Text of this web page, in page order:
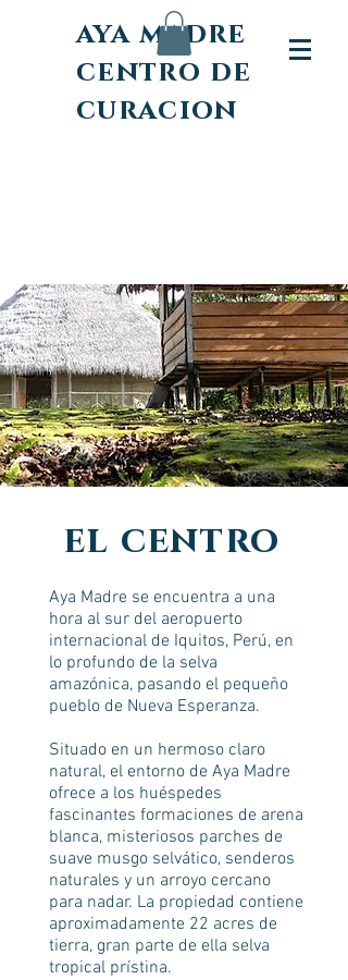
aya madre
centro de
curacion
el centro
Aya Madre se encuentra a una
hora al sur del aeropuerto
internacional de Iquitos, Perú, en
lo profundo de la selva
amazónica, pasando el pequeño
pueblo de Nueva Esperanza.
Situado en un hermoso claro
natural, el entorno de Aya Madre
ofrece a los huéspedes
fascinantes formaciones de arena
blanca, misteriosos parches de
suave musgo selvático, senderos
naturales y un arroyo cercano
para nadar. La propiedad contiene
aproximadamente 22 acres de
tierra, gran parte de ella selva
tropical prístina.